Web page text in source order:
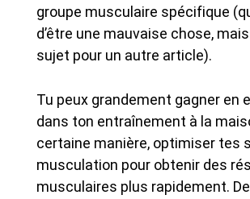
groupe musculaire spécifique
d’être une mauvaise chose,
sujet pour un autre article).
Tu peux grandement gagner en
dans ton entraînement à la
certaine manière, optimiser tes
musculation pour obtenir des
musculaires plus rapidement.